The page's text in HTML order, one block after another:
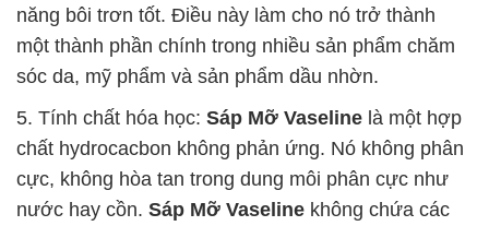
năng bôi trơn tốt. Điều này làm cho nó trở thành
một thành phần chính trong nhiều sản phẩm chăm
sóc da, mỹ phẩm và sản phẩm dầu nhờn.
5. Tính chất hóa học: Sáp Mỡ Vaseline là một hợp
chất hydrocacbon không phản ứng. Nó không phân
cực, không hòa tan trong dung môi phân cực như
nước hay cồn. Sáp Mỡ Vaseline không chứa các